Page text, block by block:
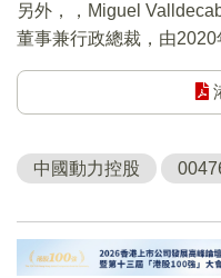
另外，，Miguel
董事兼行政總裁，由2020
中國動力控股